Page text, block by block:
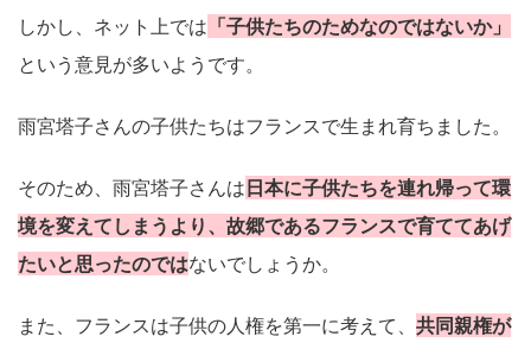
しかし、ネット上では 「子供たちのためなのではないか」
という意見が多いようです。
雨宮塔子さんの子供たちはフランスで生まれ育ちました。
そのため、雨宮塔子さんは 日本に子供たちを連れ帰って環
境を変えてしまうより、故郷であるフランスで育ててあげ
たいと思ったのではないでしょうか。
また、フランスは子供の人権を第一に考えて、 共同親権が